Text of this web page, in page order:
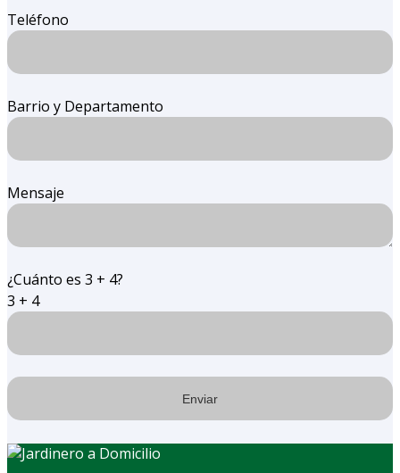
Teléfono
Barrio y Departamento
Mensaje
¿Cuánto es 3 + 4?
3 + 4